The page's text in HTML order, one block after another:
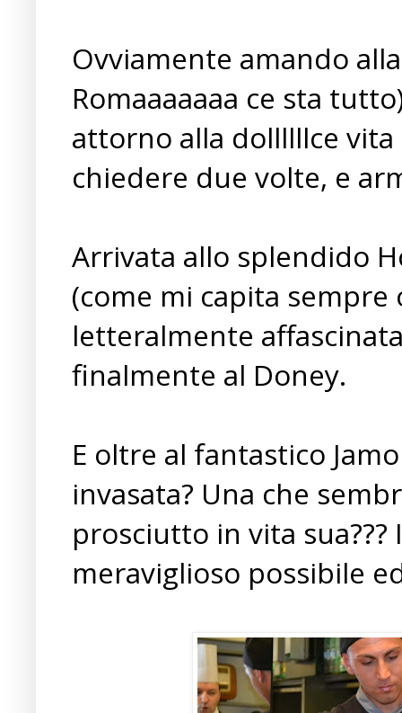
Ovviamente amando
Romaaaaaaa ce sta
attorno alla dollllllce
chiedere due volte, e
Arrivata allo splendido
(come mi capita
letteralmente
finalmente al Doney.
E oltre al fantastico
invasata? Una che
prosciutto in vita
meraviglioso possibile